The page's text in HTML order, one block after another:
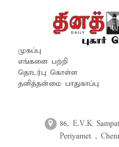
எரிவதில்லை.
வாரிய ஊழியர்கள்
எடுப்பார்களா என
எதிர்பார்க்கின்றனர்.
முகப்பு
எங்களை பற்றி
தொடர்பு கொள்ள
தனித்தன்மை பாதுகாப்பு
86, E.V.K
Periyamet ,